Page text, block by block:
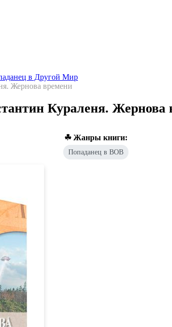
в Другой Мир
Жернова времени
Кураленя. Жернова
☘ Жанры книги:
Попаданец в ВОВ